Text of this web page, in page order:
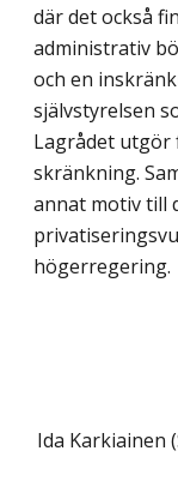
där det också
administrativ
och en
självstyrelsen
Lagrådet
skränkning.
annat motiv till
högerregering.
Ida Karkiainen